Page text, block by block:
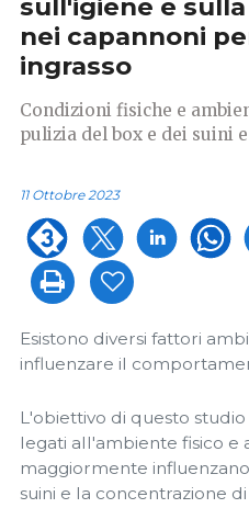
sull'igiene e
nei capannoni
ingrasso
Condizioni fisiche e
pulizia del box e dei suini
11 Ottobre 2023
Esistono diversi fattori
influenzare il
L'obiettivo di questo
legati all'ambiente fisico e
maggiormente
suini e la concentrazione